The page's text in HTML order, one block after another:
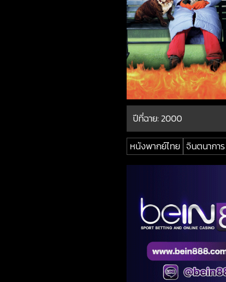
ปีที่ฉาย:2000
หนังพากย์ไทย จินตนาการ